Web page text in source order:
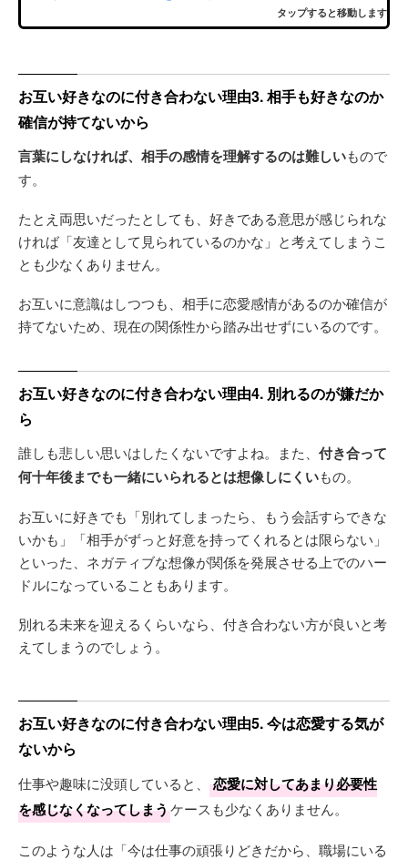
タップすると移動します
お互い好きなのに付き合わない理由3. 相手も好きなのか
確信が持てないから
言葉にしなければ、相手の感情を理解するのは難しいもので
す。
たとえ両思いだったとしても、好きである意思が感じられな
ければ「友達として見られているのかな」と考えてしまうこ
とも少なくありません。
お互いに意識はしつつも、相手に恋愛感情があるのか確信が
持てないため、現在の関係性から踏み出せずにいるのです。
お互い好きなのに付き合わない理由4. 別れるのが嫌だか
ら
誰しも悲しい思いはしたくないですよね。また、 付き合って
何十年後までも一緒にいられるとは想像しにくいもの。
お互いに好きでも「別れてしまったら、もう会話すらできな
いかも」「相手がずっと好意を持ってくれるとは限らない」
といった、ネガティブな想像が関係を発展させる上でのハー
ドルになっていることもあります。
別れる未来を迎えるくらいなら、付き合わない方が良いと考
えてしまうのでしょう。
お互い好きなのに付き合わない理由5. 今は恋愛する気が
ないから
仕事や趣味に没頭していると、
恋愛に対してあまり必要性
を感じなくなってしまうケースも少なくありません。
このような人は「今は仕事の頑張りどきだから、職場にいる